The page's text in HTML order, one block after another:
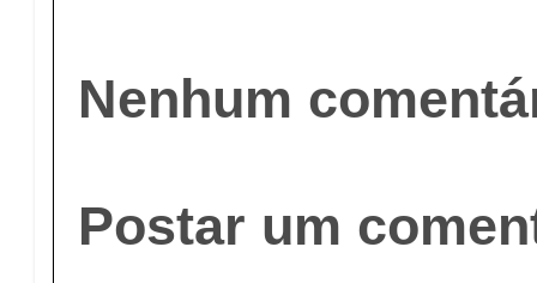
Nenhum
Postar um